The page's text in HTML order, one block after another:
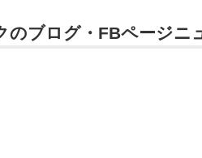
のブログ・FBページニ